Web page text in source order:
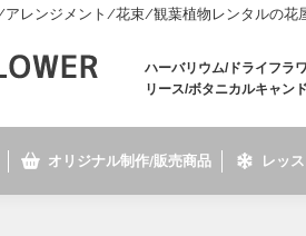
レンジメント/花束/観葉植物レンタルの花
ハーバリウム/ドライフラ
リース/ボタニカルキャン
オリジナル制作/販売商品 レッ